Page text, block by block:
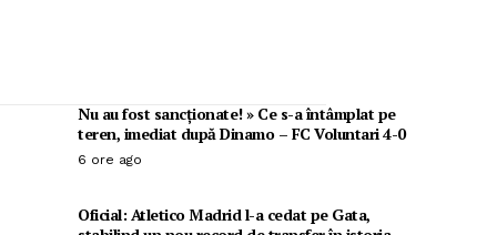
Nu au fost sancționate! » Ce s-a întâmplat pe
teren, imediat după Dinamo – FC Voluntari 4-0
6 ore ago
Oficial: Atletico Madrid l-a cedat pe Gata,